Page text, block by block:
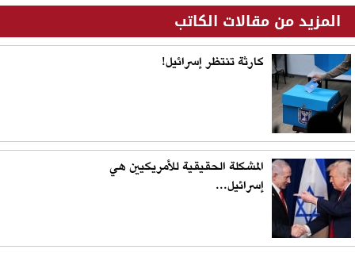
المزيد من مقالات الكاتب
كارثة تنتظر إسرائيل!
المشكلة الحقيقية للأمريكيين هي
إسرائيل...